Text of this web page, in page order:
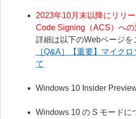
2023年10月末以降にリリ
Code Signing（ACS）へ
詳細は以下のWebページを
［Q&A］【重要】マイク
て
Windows 10 Insider
Windows 10 の S モードに